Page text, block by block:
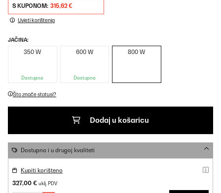
S KUPONOM: 315,62 €
Uvjeti korištenja
JAČINA:
350 W
Dostupno
600 W
Dostupno
800 W
Što znače statusi?
Dodaj u košaricu
Dostupno i u drugoj kvaliteti
Kupiti korišteno
327,00 € uklj. PDV